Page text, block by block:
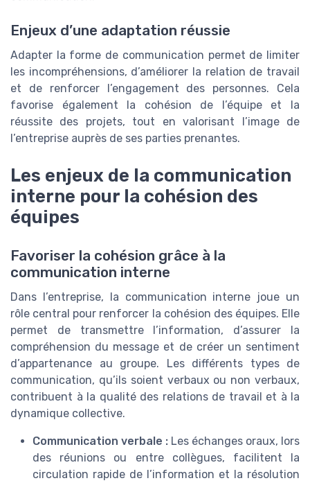
Enjeux d’une adaptation réussie
Adapter la forme de communication permet de limiter
les incompréhensions, d’améliorer la relation de travail
et de renforcer l’engagement des personnes. Cela
favorise également la cohésion de l’équipe et la
réussite des projets, tout en valorisant l’image de
l’entreprise auprès de ses parties prenantes.
Les enjeux de la communication
interne pour la cohésion des
équipes
Favoriser la cohésion grâce à la
communication interne
Dans l’entreprise, la communication interne joue un
rôle central pour renforcer la cohésion des équipes. Elle
permet de transmettre l’information, d’assurer la
compréhension du message et de créer un sentiment
d’appartenance au groupe. Les différents types de
communication, qu’ils soient verbaux ou non verbaux,
contribuent à la qualité des relations de travail et à la
dynamique collective.
Communication verbale : Les échanges oraux, lors
des réunions ou entre collègues, facilitent la
circulation rapide de l’information et la résolution